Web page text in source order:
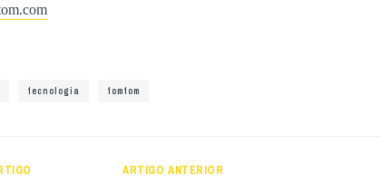
tecnologia tomtom
ARTIGO ANTERIOR